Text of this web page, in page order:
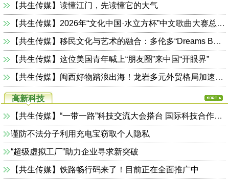
【共生传媒】读懂江门，先读懂它的大气
【共生传媒】2026年“文化中国·水立方杯”中文歌曲大赛总决赛落幕，选手精彩表现来啦
【共生传媒】移民文化与艺术的融合：多伦多“Dreams Beyond 临界49”展览落幕
【共生传媒】这位美国青年喊上“朋友圈”来中国“开眼界”
【共生传媒】闽西好物踏浪出海！龙岩多元外贸格局加速成型→
高新科技
【共生传媒】“一带一路”科技交流大会搭台 国际科技合作态势火热
谨防不法分子利用充电宝窃取个人隐私
“超级虚拟工厂”助力企业寻求新突破
【共生传媒】铁路畅行码来了！目前正在全面推广中